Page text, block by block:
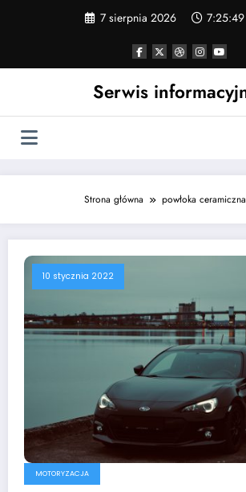
7 sierpnia 2026 7:25:49
Serwis
Strona główna powłoka
10 stycznia 2022
MOTORYZACJA